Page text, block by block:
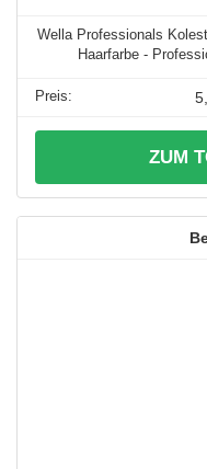
Wella Professionals
Haarfarbe -
ZUM